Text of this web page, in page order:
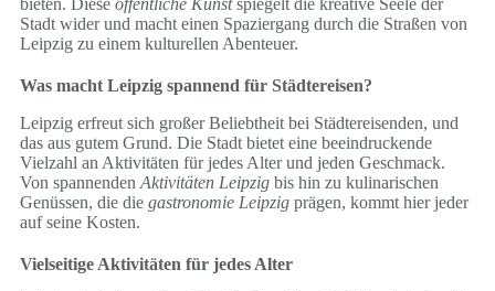
bieten. Diese öffentliche Kunstspiegelt die kreative Seele der
Stadt wider und macht einen Spaziergang durch die Straßen von
Leipzig zu einem kulturellen Abenteuer.
Was macht Leipzig spannend für Städtereisen?
Leipzig erfreut sich großer Beliebtheit bei Städtereisenden, und
das aus gutem Grund. Die Stadt bietet eine beeindruckende
Vielzahl an Aktivitäten für jedes Alter und jeden Geschmack.
Von spannenden Aktivitäten Leipzig bis hin zu kulinarischen
Genüssen, die die gastronomie Leipzig prägen, kommt hier jeder
auf seine Kosten.
Vielseitige Aktivitäten für jedes Alter